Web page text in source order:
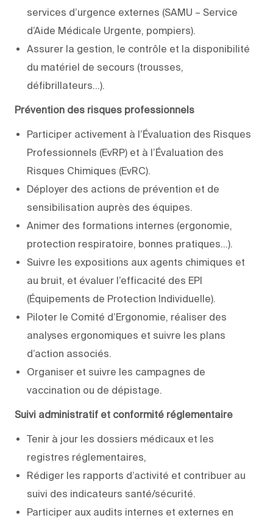
services d’urgence externes (SAMU – Service
d’Aide Médicale Urgente, pompiers).
Assurer la gestion, le contrôle et la disponibilité
du matériel de secours (trousses,
défibrillateurs…).
Prévention des risques professionnels
Participer activement à l’Évaluation des Risques
Professionnels (EvRP) et à l’Évaluation des
Risques Chimiques (EvRC).
Déployer des actions de prévention et de
sensibilisation auprès des équipes.
Animer des formations internes (ergonomie,
protection respiratoire, bonnes pratiques…).
Suivre les expositions aux agents chimiques et
au bruit, et évaluer l’efficacité des EPI
(Équipements de Protection Individuelle).
Piloter le Comité d’Ergonomie, réaliser des
analyses ergonomiques et suivre les plans
d’action associés.
Organiser et suivre les campagnes de
vaccination ou de dépistage.
Suivi administratif et conformité réglementaire
Tenir à jour les dossiers médicaux et les
registres réglementaires,
Rédiger les rapports d’activité et contribuer au
suivi des indicateurs santé/sécurité.
Participer aux audits internes et externes en